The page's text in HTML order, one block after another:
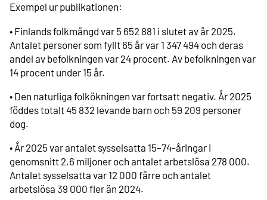
Exempel ur publikationen:
• Finlands folkmängd var 5 652 881 i slutet av år 2025.
Antalet personer som fyllt 65 år var 1 347 494 och deras
andel av befolkningen var 24 procent. Av befolkningen var
14 procent under 15 år.
• Den naturliga folkökningen var fortsatt negativ. År 2025
föddes totalt 45 832 levande barn och 59 209 personer
dog.
• År 2025 var antalet sysselsatta 15–74-åringar i
genomsnitt 2,6 miljoner och antalet arbetslösa 278 000.
Antalet sysselsatta var 12 000 färre och antalet
arbetslösa 39 000 fler än 2024.